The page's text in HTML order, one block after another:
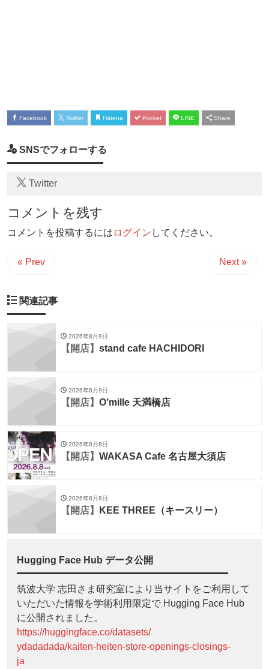
Facebook Twitter Hatena Pocket LINE Share
SNSでフォローする
Twitter
コメントを残す
コメントを投稿するには ログイン してください。
« Prev Next »
関連記事
2026年8月9日
【開店】 stand cafe HACHIDORI
2026年8月9日
【開店】 O’mille 天満橋店
2026年8月8日
【開店】 WAKASA Cafe 名古屋大須店
2026年8月8日
【開店】 KEE THREE（キースリー）
Hugging Face Hub データ公開
筑波大学 志田さま研究室により当サイトをご利用して
いただいた情報を学術利用限定で Hugging Face Hub
に公開されました。
https://huggingface.co/datasets/
ydadadada/kaiten-heiten-store-openings-closings-
ja